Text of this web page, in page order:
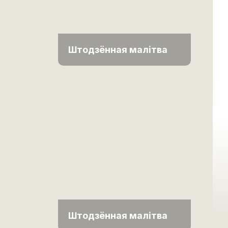
Штодзённая малітва
Штодзённая малітва